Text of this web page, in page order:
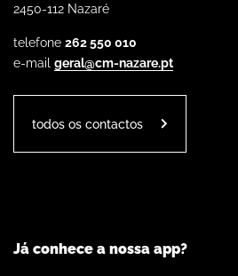
2450-112 Nazaré
telefone 262 550 010
e-mail geral@cm-nazare.pt
todos os contactos
Já conhece a nossa app?